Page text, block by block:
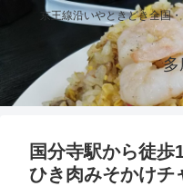
京王線沿いやときどき全国
多
国分寺駅から徒
ひき肉みそかけチ